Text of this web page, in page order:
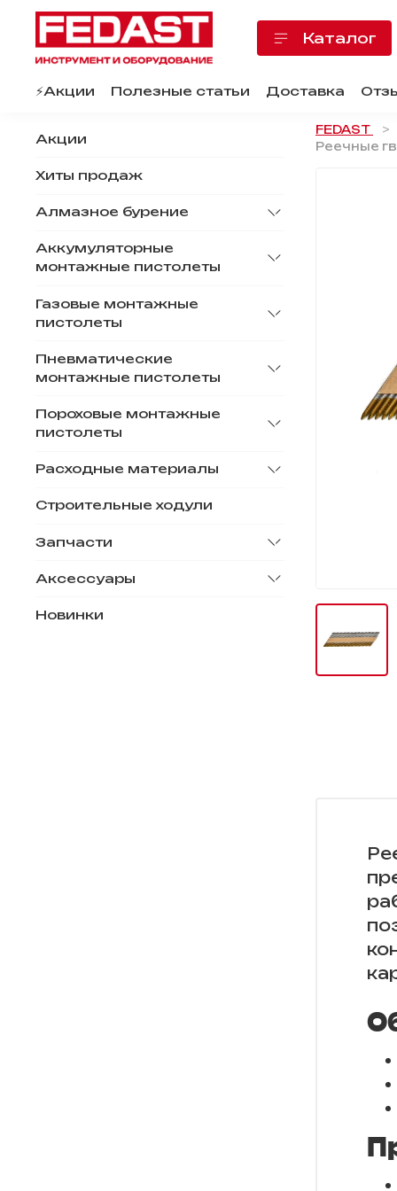
Каталог
⚡️Акции Полезные статьи Доставка
FEDAST
Реечные
Акции
Хиты продаж
Алмазное бурение
Аккумуляторные
монтажные пистолеты
Газовые монтажные
пистолеты
Пневматические
монтажные пистолеты
Пороховые монтажные
пистолеты
Расходные материалы
Строительные ходули
Запчасти
Аксессуары
Новинки